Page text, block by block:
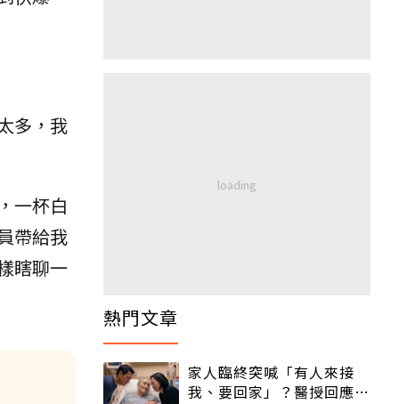
多，我
一杯白
帶給我
瞎聊一
熱門文章
家人臨終突喊「有人來接
我、要回家」？醫授回應方